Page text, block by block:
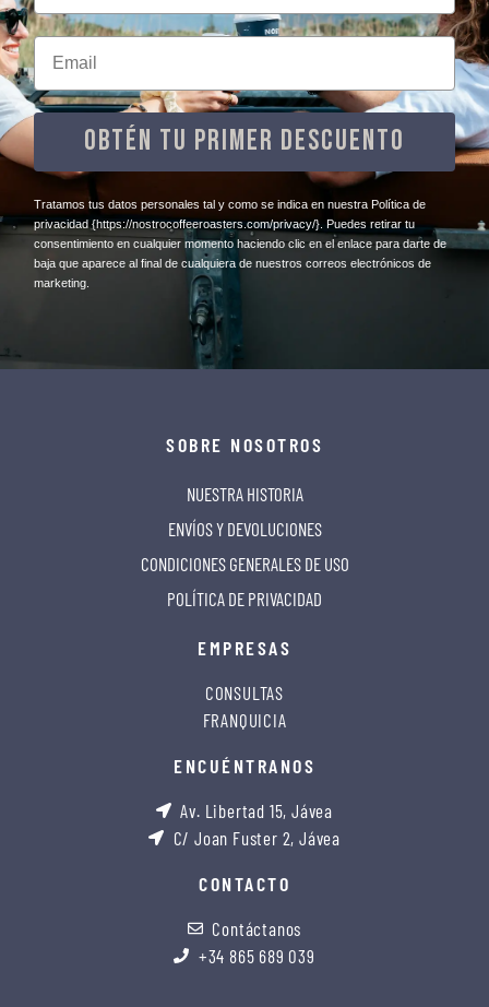
Email
OBTÉN TU PRIMER DESCUENTO
​Tratamos tus datos personales tal y como se indica en nuestra Política de
privacidad {https://nostrocoffeeroasters.com/privacy/} . Puedes retirar tu
consentimiento en cualquier momento haciendo clic en el enlace para darte de
baja que aparece al final de cualquiera de nuestros correos electrónicos de
marketing.
SOBRE NOSOTROS
NUESTRA HISTORIA
ENVÍOS Y DEVOLUCIONES
CONDICIONES GENERALES DE USO
POLÍTICA DE PRIVACIDAD
EMPRESAS
CONSULTAS
FRANQUICIA
ENCUÉNTRANOS
Av. Libertad 15, Jávea
C/ Joan Fuster 2, Jávea
CONTACTO
Contáctanos
+34 865 689 039